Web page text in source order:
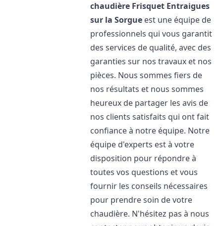
chaudière Frisquet Entraigues
sur la Sorgue est une équipe de
professionnels qui vous garantit
des services de qualité, avec des
garanties sur nos travaux et nos
pièces. Nous sommes fiers de
nos résultats et nous sommes
heureux de partager les avis de
nos clients satisfaits qui ont fait
confiance à notre équipe. Notre
équipe d'experts est à votre
disposition pour répondre à
toutes vos questions et vous
fournir les conseils nécessaires
pour prendre soin de votre
chaudière. N'hésitez pas à nous